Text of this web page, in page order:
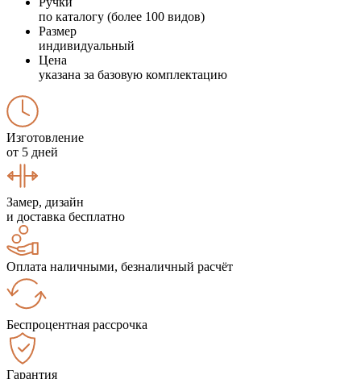
по каталогу (более 100 видов)
Размер
индивидуальный
Цена
указана за базовую комплектацию
Изготовление
от 5 дней
Замер, дизайн
и доставка бесплатно
Оплата наличными, безналичный расчёт
Беспроцентная рассрочка
Гарантия